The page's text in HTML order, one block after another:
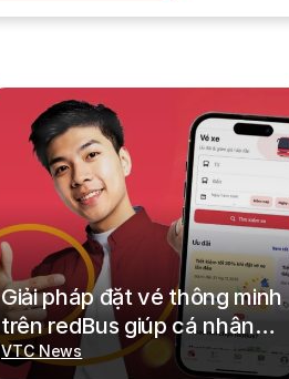
Giải pháp đặt vé thông minh
trên redBus giúp cá nhân
hoá hành trình di chuyển
VTC News